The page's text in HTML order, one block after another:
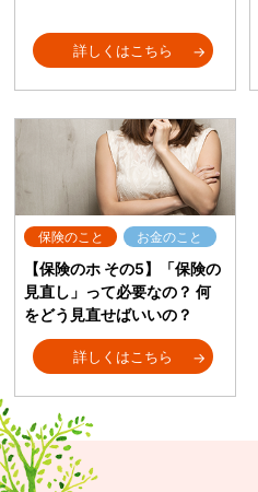
詳しくはこちら
保険のこと お金のこと
【保険のホ その5】「保険の
見直し」って必要なの？ 何
をどう見直せばいいの？
詳しくはこちら